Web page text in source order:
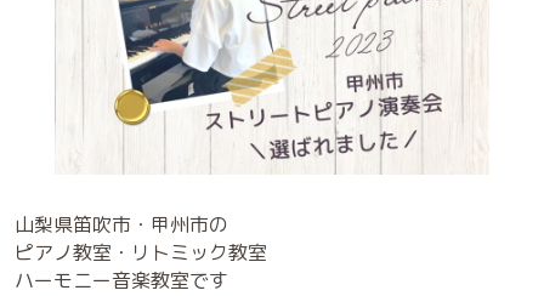
山梨県笛吹市・甲州市の
ピアノ教室・リトミック教室
ハーモニー音楽教室です